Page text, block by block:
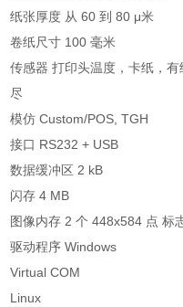
纸张厚度 从 60 到 80 μ米
卷纸尺寸 100 毫米
传感器 打印头温度，卡纸，
尽
模仿 Custom/POS, TGH
接口 RS232 + USB
数据缓冲区 2 kB
闪存 4 MB
图像内存 2 个 448x584 点
驱动程序 Windows
Virtual COM
Linux